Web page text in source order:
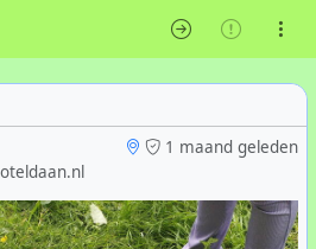
1 maand geleden